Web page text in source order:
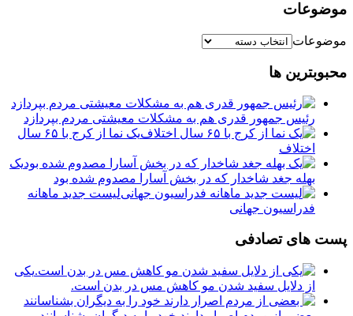
موضوعات
موضوعات
محبوبترین ها
رئیس جمهور قدری هم به مشکلات معیشتی مردم بپردازد
یک نما از کرج با ۶۵ سال
اختلاف
یک
بهله جغد شاخدار که در بخش آسارا مصدوم شده بود
لیست جدید ماهانه
فدراسیون جهانی
پست های تصادفی
یکی
از دلایل سفید شدن مو کاهش مس در بدن است.